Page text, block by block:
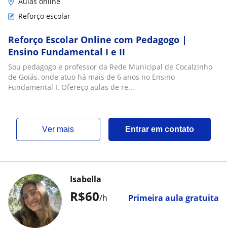
Reforço escolar
Reforço Escolar Online com Pedagogo |
Ensino Fundamental I e II
Sou pedagogo e professor da Rede Municipal de Cocalzinho
de Goiás, onde atuo há mais de 6 anos no Ensino
Fundamental I. Ofereço aulas de re...
ver mais Entrar em contato
R$60/h Primeira aula gratuita
Isabella